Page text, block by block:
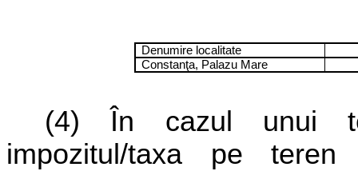
Denumire localitate
Constanţa, Palazu Mare
(4) În cazul unui
impozitul/taxa pe